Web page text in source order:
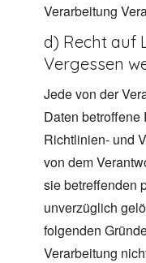
Verarbeitung
d) Recht auf
Vergessen
Jede von der
Daten betroffene
Richtlinien- und
von dem
sie betreffenden
unverzüglich
folgenden
Verarbeitung